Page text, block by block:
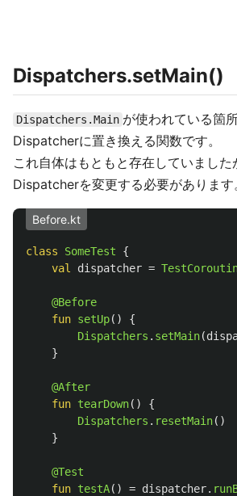
Dispatchers.setMain()
Dispatchers.Main が使われている箇
Dispatcherに置き換える関数です。
これ自体はもともと存在していました
Dispatcherを変更する必要があります
Before.kt
class SomeTest
{
val
dispatcher =
@Before
fun setUp()
{
Dispatchers . setMain(
}
@After
fun tearDown()
{
Dispatchers . resetMain()
}
@Test
fun testA() = dispatcher.